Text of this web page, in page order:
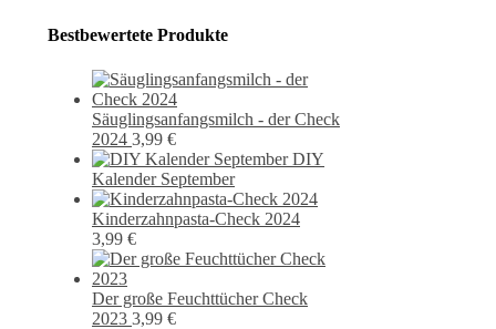
Bestbewertete Produkte
Säuglingsanfangsmilch - der Check
2024 3,99 €
DIY
Kalender September
Kinderzahnpasta-Check 2024
3,99 €
Der große Feuchttücher Check
2023 3,99 €